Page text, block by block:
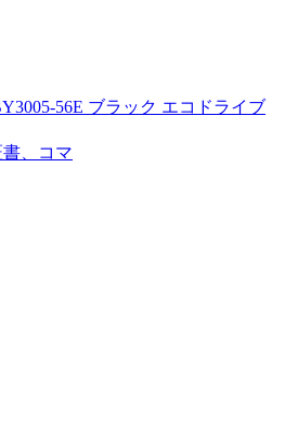
56E ブラック エコドライブ
、コマ